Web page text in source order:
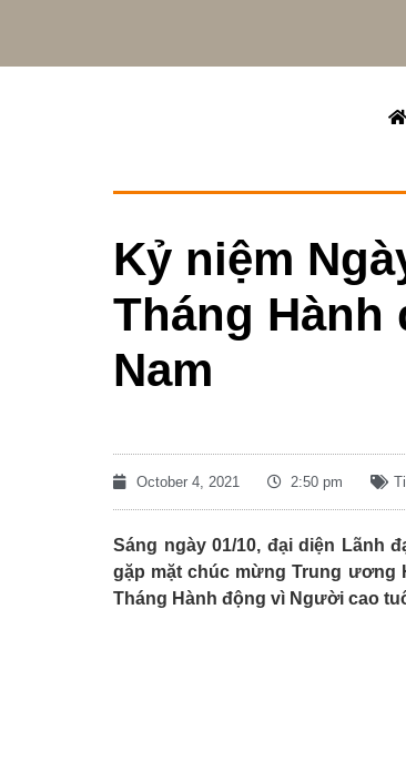
Kỷ niệm
Tháng
Nam
October 4, 2021 2:50 pm
Sáng ngày 01/10, đại diện Lãnh
gặp mặt chúc mừng Trung ương
Tháng Hành động vì Người cao